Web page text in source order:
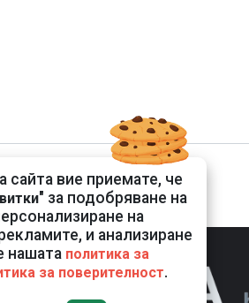
сайта вие приемате, че
" за подобряване на
на
и анализиране
нашата политика за
за поверителност.